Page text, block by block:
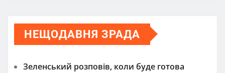
НЕЩОДАВНЯ ЗРАДА
Зеленський розповів, коли буде готова